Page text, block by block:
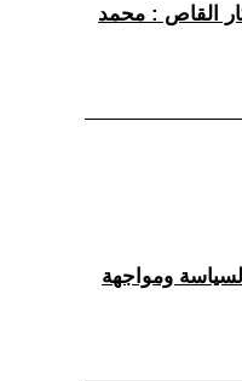
القاص : محمد
ومواجهة